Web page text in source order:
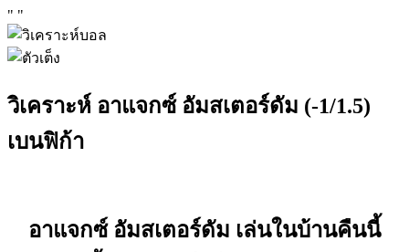
" "
วิเคราะห์ อาแจกซ์ อัมสเตอร์ดัม (-1/1.5)
เบนฟิก้า
อาแจกซ์ อัมสเตอร์ดัม เล่นในบ้านคืนนี้